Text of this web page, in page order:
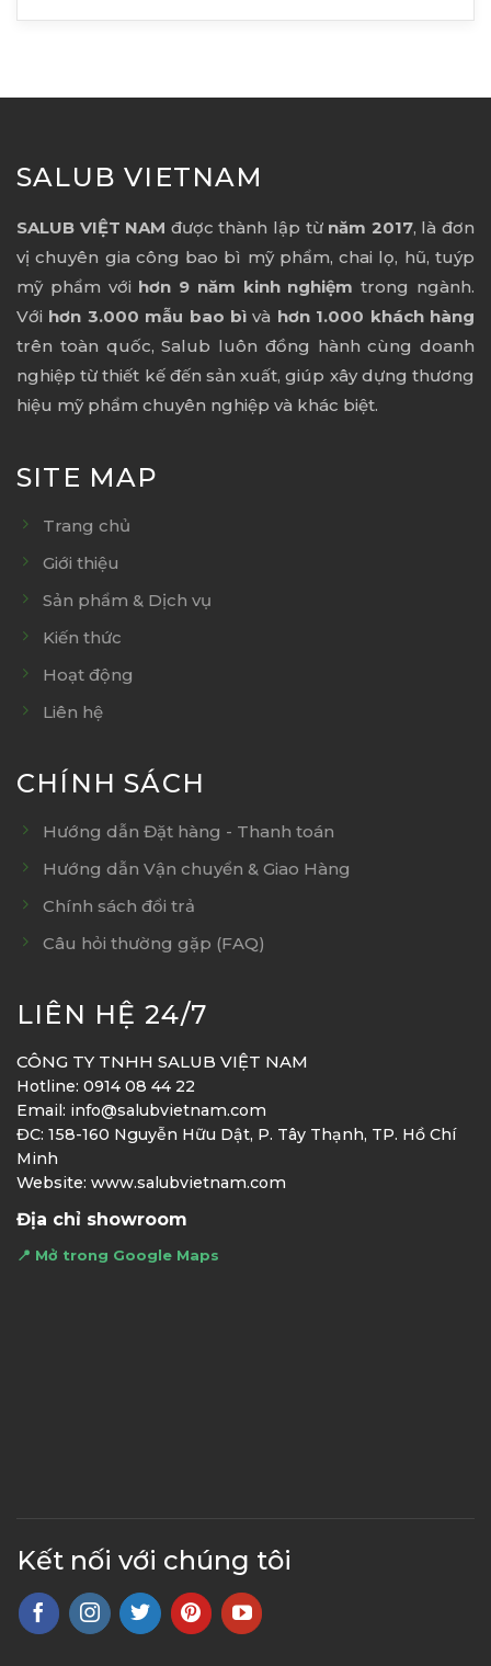
SALUB VIETNAM
SALUB VIỆT NAM được thành lập từ năm 2017, là đơn
vị chuyên gia công bao bì mỹ phẩm, chai lọ, hũ, tuýp
mỹ phẩm với hơn 9 năm kinh nghiệm trong ngành.
Với hơn 3.000 mẫu bao bì và hơn 1.000 khách hàng
trên toàn quốc, Salub luôn đồng hành cùng doanh
nghiệp từ thiết kế đến sản xuất, giúp xây dựng thương
hiệu mỹ phẩm chuyên nghiệp và khác biệt.
SITE MAP
Trang chủ
Giới thiệu
Sản phẩm & Dịch vụ
Kiến thức
Hoạt động
Liên hệ
CHÍNH SÁCH
Hướng dẫn Đặt hàng - Thanh toán
Hướng dẫn Vận chuyển & Giao Hàng
Chính sách đổi trả
Câu hỏi thường gặp (FAQ)
LIÊN HỆ 24/7
CÔNG TY TNHH SALUB VIỆT NAM
Hotline: 0914 08 44 22
Email: info@salubvietnam.com
ĐC: 158-160 Nguyễn Hữu Dật, P. Tây Thạnh, TP. Hồ Chí
Minh
Website: www.salubvietnam.com
Địa chỉ showroom
📍 Mở trong Google Maps
Kết nối với chúng tôi